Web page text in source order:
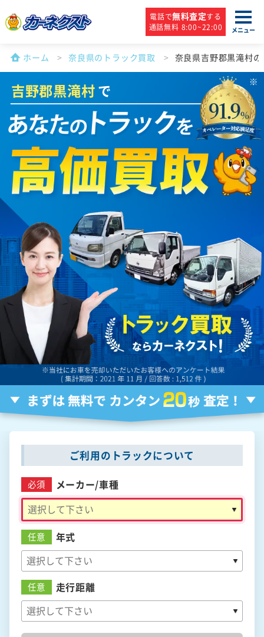
電話で無料査定する
通話無料 8:00~22:00
メニュー
ホーム 奈良県のトラック買取 奈良県吉野郡黒滝村
吉野郡黒滝村で
ご利用のトラックについて
必須 メーカー/車種
任意 年式
任意 走行距離